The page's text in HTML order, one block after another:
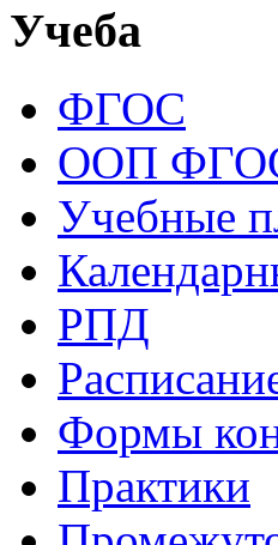
Учеба
ФГОС
ООП
Учебные
РПД
Формы
Практики